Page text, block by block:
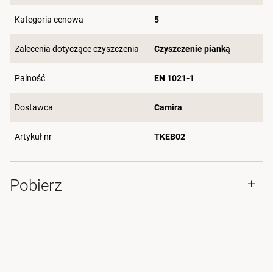
Kategoria cenowa 5
Zalecenia dotyczące czyszczenia Czyszczenie pianką
Palność EN 1021-1
Dostawca Camira
Artykuł nr TKEB02
Pobierz